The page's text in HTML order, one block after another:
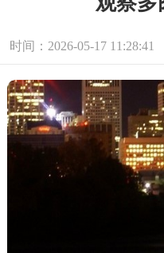
时间：2026-05-17 11:28:41